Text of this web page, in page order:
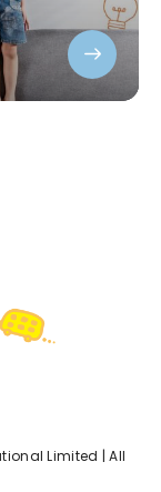
Limited | All